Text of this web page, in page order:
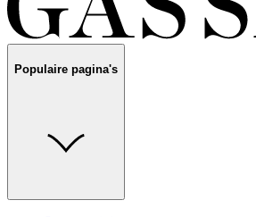
Populaire pagina's